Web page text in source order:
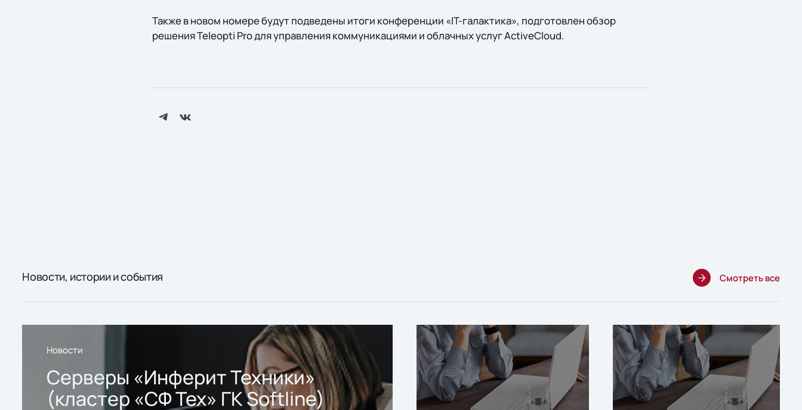
Также в новом номере будут подведены итоги конференции «IT-галактика», подготовлен обзор
решения Teleopti Pro для управления коммуникациями и облачных услуг ActiveCloud.
Новости, истории и события Смотреть все
Новости
Серверы «Инферит Техники»
(кластер «СФ Тех» ГК Softline)